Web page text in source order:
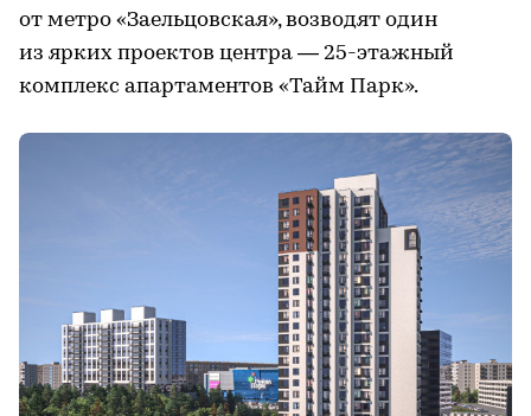
от метро «Заельцовская», возводят один
из ярких проектов центра — 25-этажный
комплекс апартаментов «Тайм Парк».